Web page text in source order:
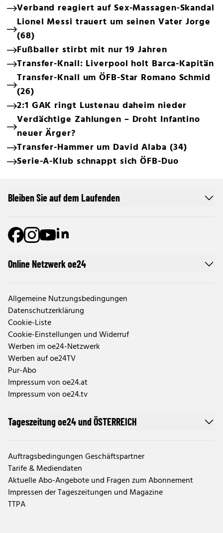
Verband reagiert auf Sex-Massagen-Skandal
Lionel Messi trauert um seinen Vater Jorge
(68)
Fußballer stirbt mit nur 19 Jahren
Transfer-Knall: Liverpool holt Barca-Kapitän
Transfer-Knall um ÖFB-Star Romano Schmid
(26)
2:1 GAK ringt Lustenau daheim nieder
Verdächtige Zahlungen – Droht Infantino
neuer Ärger?
Transfer-Hammer um David Alaba (34)
Serie-A-Klub schnappt sich ÖFB-Duo
Online Netzwerk oe24
Allgemeine Nutzungsbedingungen
Datenschutzerklärung
Cookie-Liste
Cookie-Einstellungen und Widerruf
Werben im oe24-Netzwerk
Werben auf oe24TV
Pur-Abo
Impressum von oe24.at
Impressum von oe24.tv
Tageszeitung oe24 und ÖSTERREICH
Auftragsbedingungen Geschäftspartner
Tarife & Mediendaten
Aktuelle Abo-Angebote und Fragen zum Abonnement
Impressen der Tageszeitungen und Magazine
TTPA
Bleiben Sie auf dem Laufenden